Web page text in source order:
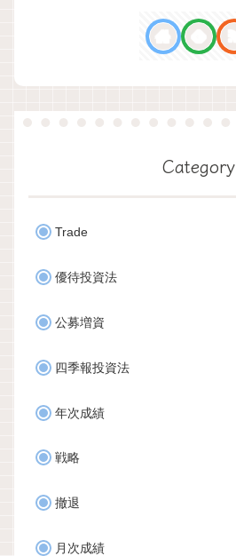
Category
Trade
優待投資法
公募増資
四季報投資法
年次成績
戦略
撤退
月次成績